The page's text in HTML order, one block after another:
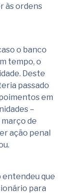
às ordens
o banco
tempo, o
Deste
passado
em
–
de
ação penal
entendeu que
para